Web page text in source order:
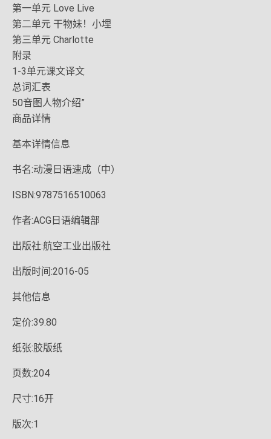
第一单元 Love Live
第二单元 干物妹！小埋
第三单元 Charlotte
附录
1-3单元课文译文
总词汇表
50音图人物介绍”
商品详情
基本详情信息
书名:动漫日语速成（中）
ISBN:9787516510063
作者:ACG日语编辑部
出版社:航空工业出版社
出版时间:2016-05
其他信息
定价:39.80
纸张:胶版纸
页数:204
尺寸:16开
版次:1